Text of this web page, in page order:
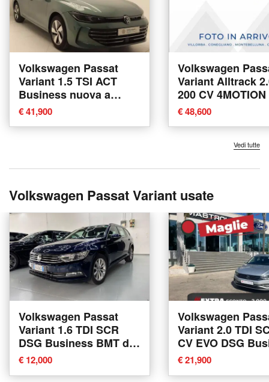
Volkswagen Passat
Variant 1.5 TSI ACT
Business nuova a
Pratola Serra
€ 41,900
Volkswagen
Variant Alltrack
200 CV
nuova a Villorba
€ 48,600
Vedi tutte
Volkswagen Passat Variant usate
Volkswagen Passat
Variant 1.6 TDI SCR
DSG Business BMT del
2015 usata a
Casalgrande
€ 12,000
Volkswagen
Variant 2.0 TDI
CV EVO DSG
del 2021 usata a
Tricase
€ 21,900